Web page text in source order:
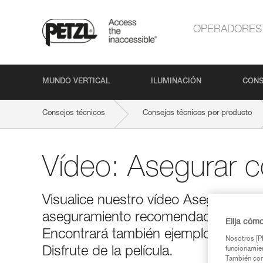
OPERADORES
MUNDO VERTICAL ILUMINACIÓN
Consejos técnicos Consejos técnicos por producto
Vídeo: Asegurar
Visualice nuestro vídeo Asegurar
aseguramiento recomendada por
Encontrará también ejemplos de
Disfrute de la película.
Elija
Nosotros
También